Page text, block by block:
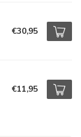
€30,95
€11,95